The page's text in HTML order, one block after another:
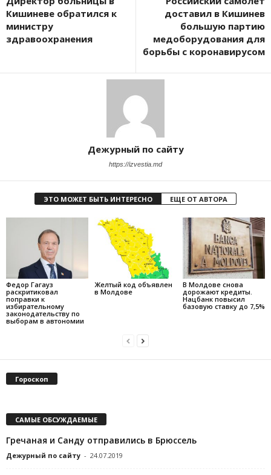
Кишиневе обратился к
министру
здравоохранения
доставил в Кишинев
большую партию
медоборудования для
борьбы с коронавирусом
Дежурный по сайту
https://izvestia.md
ЭТО МОЖЕТ БЫТЬ ИНТЕРЕСНО ЕЩЕ ОТ АВТОРА
Федор Гагауз
раскритиковал
поправки к
избирательному
законодательству по
выборам в автономии
Желтый код объявлен
в Молдове
В Молдове снова
дорожают кредиты.
Нацбанк повысил
базовую ставку до 7,5%
Гороскоп
САМЫЕ ОБСУЖДАЕМЫЕ
Гречаная и Санду отправились в Брюссель
Дежурный по сайту - 24.07.2019